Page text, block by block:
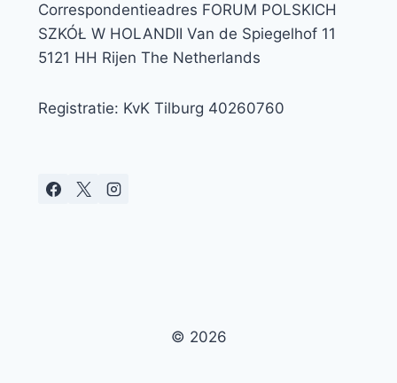
Correspondentieadres FORUM POLSKICH
SZKÓŁ W HOLANDII Van de Spiegelhof 11
5121 HH Rijen The Netherlands
Registratie: KvK Tilburg 40260760
© 2026